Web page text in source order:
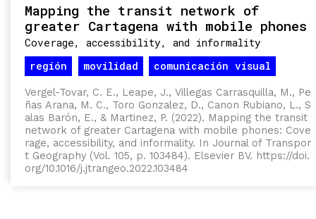
Mapping the transit network of
greater Cartagena with mobile phones
Coverage, accessibility, and informality
región
movilidad comunicación visual
Vergel-Tovar, C. E., Leape, J., Villegas Carrasquilla, M., Pe
ñas Arana, M. C., Toro Gonzalez, D., Canon Rubiano, L., S
alas Barón, E., & Martinez, P. (2022). Mapping the transit
network of greater Cartagena with mobile phones: Cove
rage, accessibility, and informality. In Journal of Transpor
t Geography (Vol. 105, p. 103484). Elsevier BV. https://doi.
org/10.1016/j.jtrangeo.2022.103484